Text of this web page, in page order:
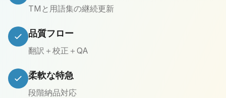
TMと用語集の継続更新
品質フロー
翻訳＋校正＋QA
柔軟な特急
段階納品対応